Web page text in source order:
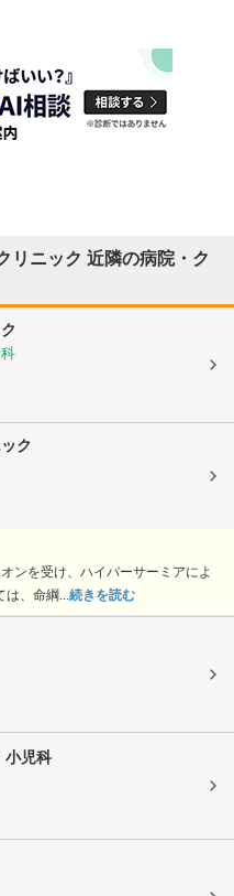
リニック 近隣の病院・ク
ク
ンを受け、ハイパーサーミアによ
は、命綱...続きを読む
小児科